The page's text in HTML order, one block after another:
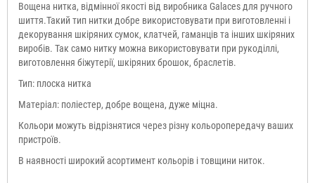
Вощена нитка, відмінної якості від виробника Galaces для ручного
шиття.Такий тип нитки добре використовувати при виготовленні і
декорування шкіряних сумок, клатчей, гаманців та інших шкіряних
виробів. Так само нитку можна використовувати при рукоділлі,
виготовлення біжутерії, шкіряних брошок, браслетів.
Тип: плоска нитка
Матеріал: поліестер, добре вощена, дуже міцна.
Кольори можуть відрізнятися через різну кольоропередачу ваших
пристроїв.
В наявності широкий асортимент кольорів і товщини ниток.